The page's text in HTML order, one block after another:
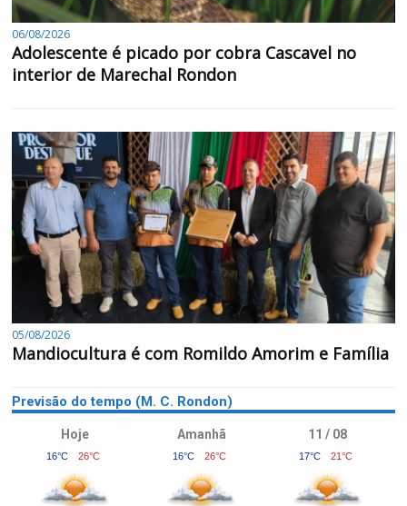
06/08/2026
Adolescente é picado por cobra Cascavel no
interior de Marechal Rondon
05/08/2026
Mandiocultura é com Romildo Amorim e Família
Previsão do tempo (M. C. Rondon)
Hoje
16°C 26°C
Amanhã
16°C 26°C
11 / 08
17°C 21°C